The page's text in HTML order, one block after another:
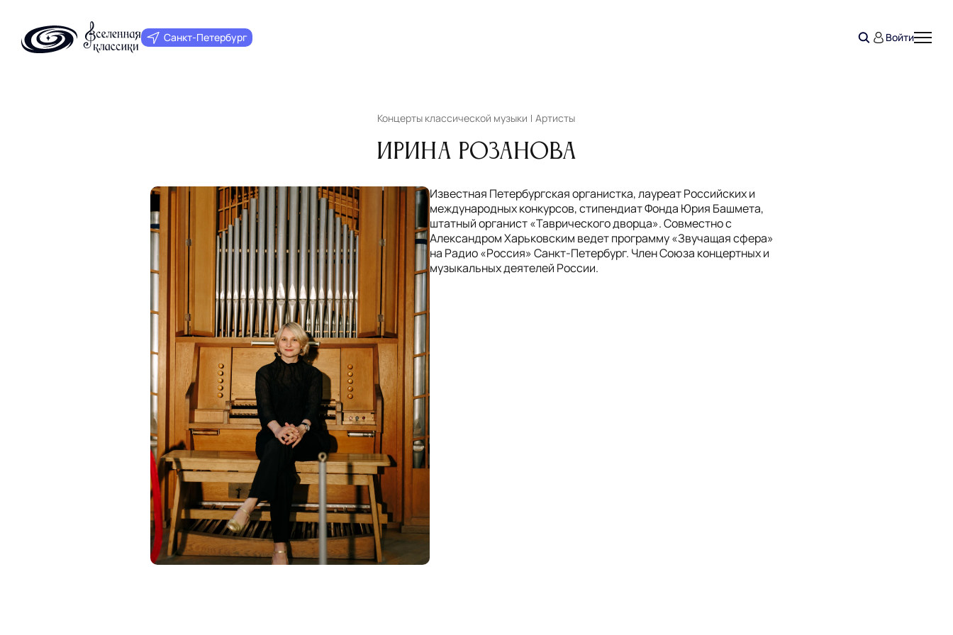
Санкт‑Петербург Войти
Концерты классической музыки Артисты
Ирина Розанова
Известная Петербургская органистка, лауреат Российских и
международных конкурсов, стипендиат Фонда Юрия Башмета,
штатный органист «Таврического дворца». Совместно с
Александром Харьковским ведет программу «Звучащая сфера»
на Радио «Россия» Санкт-Петербург. Член Союза концертных и
музыкальных деятелей России.